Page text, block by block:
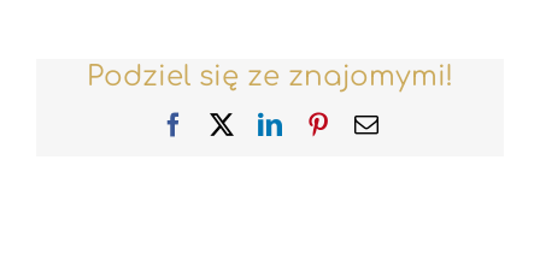
Podziel się ze znajomymi!
FacebookLinkedInPinterest
Email